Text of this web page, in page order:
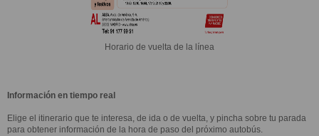
Horario de vuelta de la línea
Información en tiempo real
Elige el itinerario que te interesa, de ida o de vuelta, y pincha sobre tu parada
para obtener información de la hora de paso del próximo autobús.